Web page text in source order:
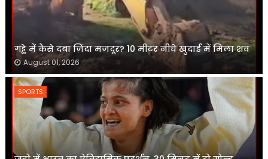
गड्ढे में कैसे दबा ज़िंदा मजदूर? 10 मीटर नीचे खुदाई में मिला शव
August 01, 2026
SPORTS